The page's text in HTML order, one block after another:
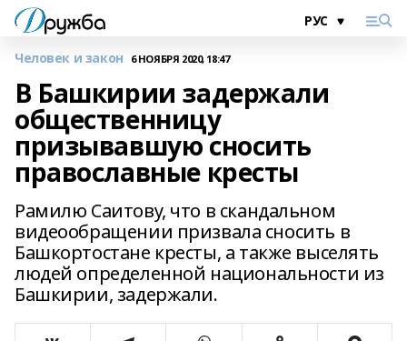
Человек и закон 6 НОЯБРЯ 2020, 18:47
В Башкирии задержали
общественницу
призывавшую сносить
православные кресты
Рамилю Саитову, что в скандальном
видеообращении призвала сносить в
Башкортостане кресты, а также выселять
людей определенной национальности из
Башкирии, задержали.